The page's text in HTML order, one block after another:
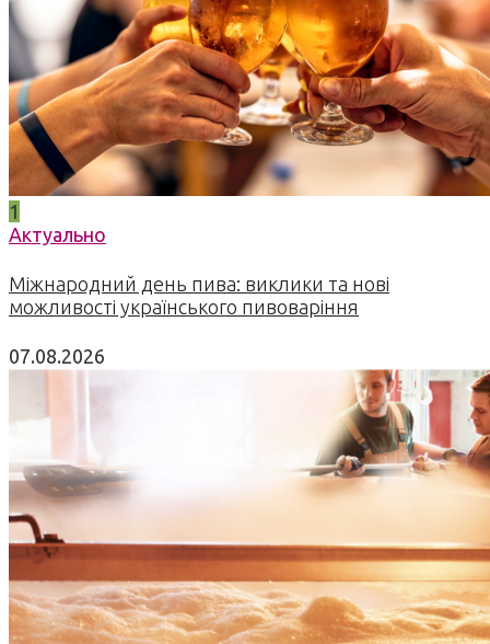
1
Актуально
Міжнародний день пива: виклики та нові
можливості українського пивоваріння
07.08.2026